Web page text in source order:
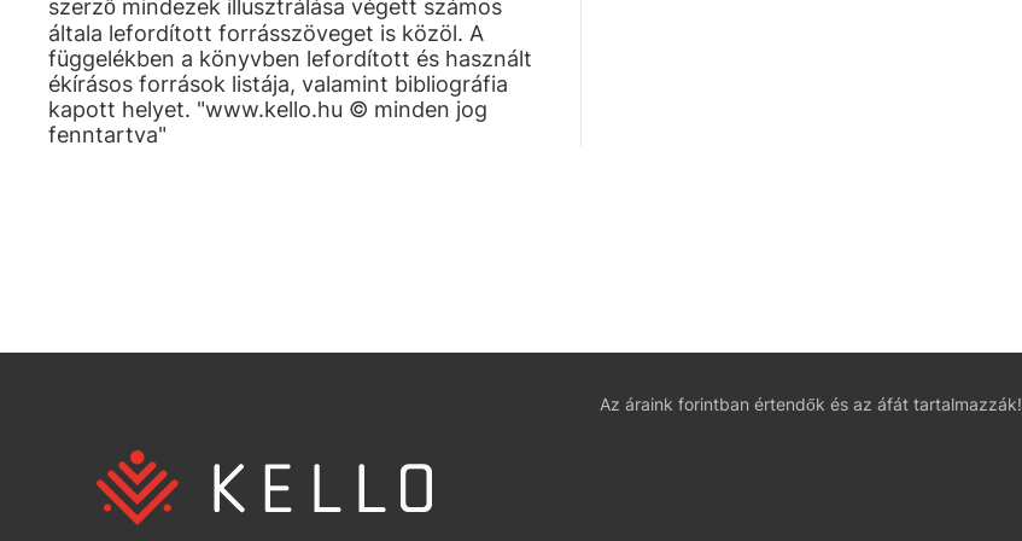
szerző mindezek illusztrálása végett számos
általa lefordított forrásszöveget is közöl. A
függelékben a könyvben lefordított és használt
ékírásos források listája, valamint bibliográfia
kapott helyet. "www.kello.hu © minden jog
fenntartva"
Az áraink forintban értendők és az áfát tartalmazzák!